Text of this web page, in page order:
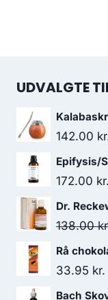
UDVALGTE
142.00
Epifysis/
172.00 kr.
Dr.
138.00
Rå
33.95 kr.
Bach